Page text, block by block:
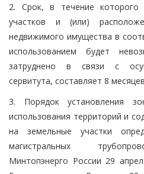
2. Срок, в течение которого
участков и (или)
недвижимого имущества в
использованием будет
затруднено в связи с
сервитута, составляет 8
3. Порядок установления
использования территорий и
на земельные участки
магистральных
Минтопэнерго России 29